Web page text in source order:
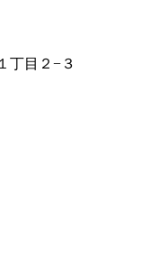
丁目２−３